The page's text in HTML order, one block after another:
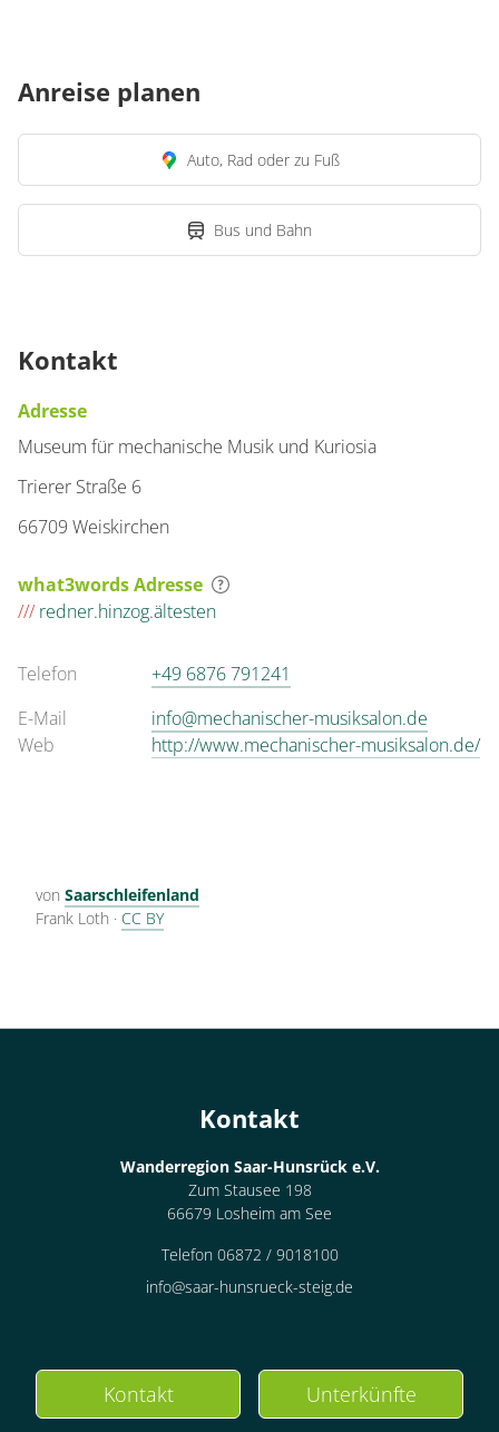
Anreise planen
Auto, Rad oder zu Fuß
Bus und Bahn
Kontakt
Adresse
Museum für mechanische Musik und Kuriosia
Trierer Straße 6
66709 Weiskirchen
what3words Adresse
/// redner.hinzog.ältesten
Telefon
+49 6876 791241
E-Mail
info@mechanischer-musiksalon.de
Web
http://www.mechanischer-musiksalon.de/
von Saarschleifenland
Frank Loth · CC BY
Kontakt
Wanderregion Saar-Hunsrück e.V.
Zum Stausee 198
66679 Losheim am See
Telefon 06872 / 9018100
info@saar-hunsrueck-steig.de
Kontakt Unterkünfte